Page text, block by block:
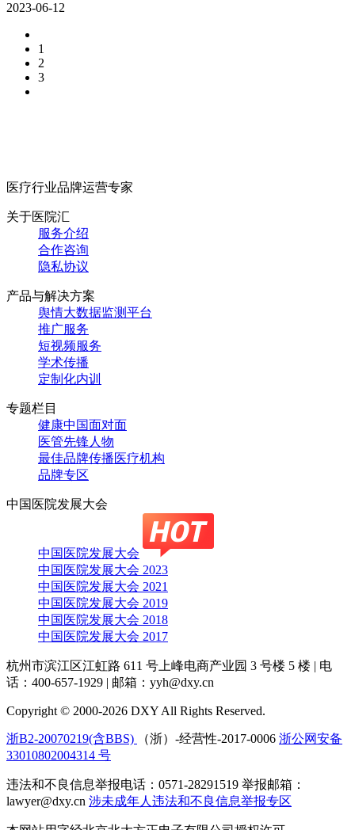
2023-06-12
1
2
3
医疗行业品牌运营专家
关于医院汇
服务介绍
合作咨询
隐私协议
产品与解决方案
舆情大数据监测平台
推广服务
短视频服务
学术传播
定制化内训
专题栏目
健康中国面对面
医管先锋人物
最佳品牌传播医疗机构
品牌专区
中国医院发展大会
中国医院发展大会
中国医院发展大会 2023
中国医院发展大会 2021
中国医院发展大会 2019
中国医院发展大会 2018
中国医院发展大会 2017
杭州市滨江区江虹路 611 号上峰电商产业园 3 号楼 5 楼
电
话：400-657-1929
邮箱：yyh@dxy.cn
Copyright © 2000-2026 DXY All Rights Reserved.
浙B2-20070219(含BBS) （浙）-经营性-2017-0006 浙公网安备
33010802004314 号
违法和不良信息举报电话：0571-28291519 举报邮箱：
lawyer@dxy.cn 涉未成年人违法和不良信息举报专区